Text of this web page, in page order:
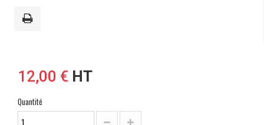
12,00 € HT
Quantité